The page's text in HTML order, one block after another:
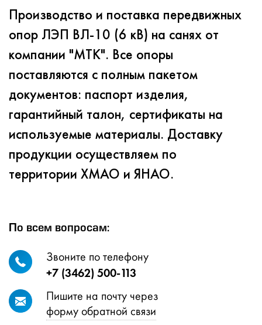
Производство и поставка передвижных
опор ЛЭП ВЛ-10 (6 кВ) на санях от
компании "МТК". Все опоры
поставляются с полным пакетом
документов: паспорт изделия,
гарантийный талон, сертификаты на
используемые материалы. Доставку
продукции осуществляем по
территории ХМАО и ЯНАО.
По всем вопросам:
Звоните по телефону
+7 (3462) 500-113
Пишите на почту через
форму обратной связи